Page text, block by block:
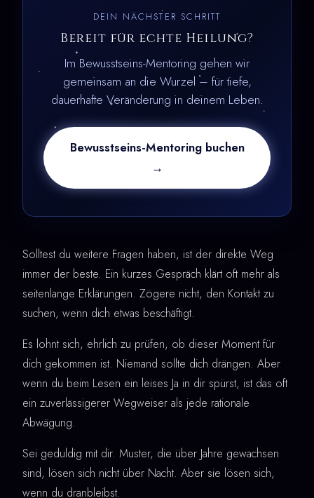
DEIN NÄCHSTER SCHRITT
Bereit für echte Heilung?
Im Bewusstseins-Mentoring gehen wir
gemeinsam an die Wurzel – für tiefe,
dauerhafte Veränderung in deinem Leben.
Bewusstseins-Mentoring buchen
→
Solltest du weitere Fragen haben, ist der direkte Weg
immer der beste. Ein kurzes Gespräch klärt oft mehr als
seitenlange Erklärungen. Zögere nicht, den Kontakt zu
suchen, wenn dich etwas beschäftigt.
Es lohnt sich, ehrlich zu prüfen, ob dieser Moment für
dich gekommen ist. Niemand sollte dich drängen. Aber
wenn du beim Lesen ein leises Ja in dir spürst, ist das oft
ein zuverlässigerer Wegweiser als jede rationale
Abwägung.
Sei geduldig mit dir. Muster, die über Jahre gewachsen
sind, lösen sich nicht über Nacht. Aber sie lösen sich,
wenn du dranbleibst.